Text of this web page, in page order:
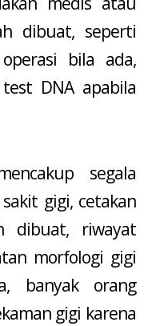
dibuat, seperti
bila ada,
DNA apabila
segala
gigi, cetakan
dibuat, riwayat
morfologi gigi
banyak orang
gigi karena